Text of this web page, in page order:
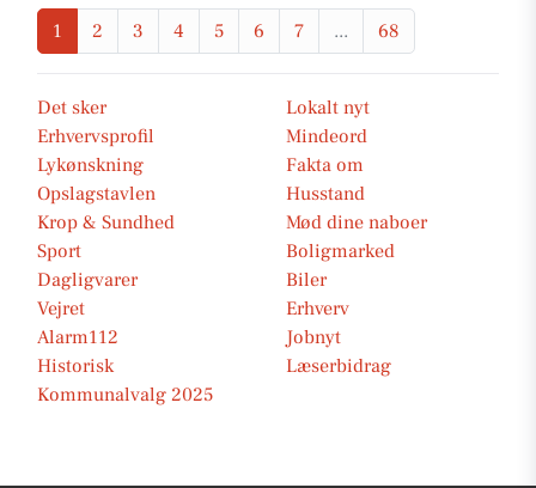
1 2 3 4 5 6 7 ... 68
Det sker
Lokalt nyt
Erhvervsprofil
Mindeord
Lykønskning
Fakta om
Opslagstavlen
Husstand
Krop & Sundhed
Mød dine naboer
Sport
Boligmarked
Dagligvarer
Biler
Vejret
Erhverv
Alarm112
Jobnyt
Historisk
Læserbidrag
Kommunalvalg 2025